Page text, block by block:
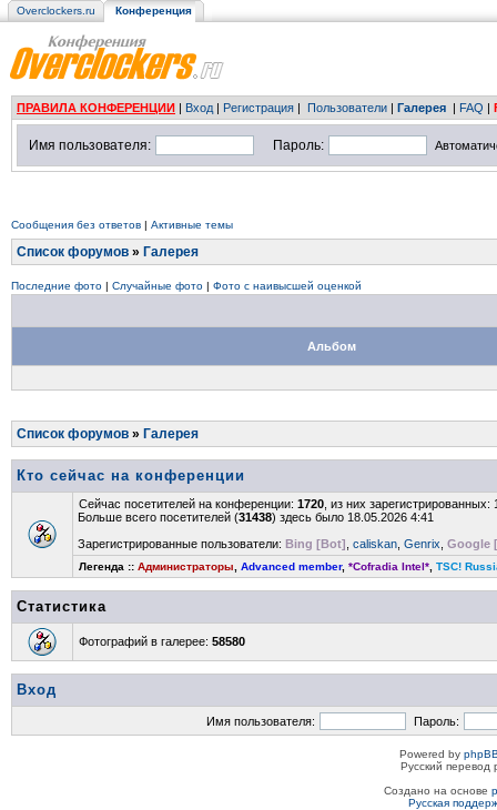
Overclockers.ru Конференция
ПРАВИЛА КОНФЕРЕНЦИИ | Вход | Регистрация | Пользователи | Галерея | FAQ |
Имя пользователя: Пароль:
Сообщения без ответов | Активные темы
Список форумов » Галерея
Последние фото | Случайные фото | Фото с наивысшей оценкой
Альбом
Список форумов » Галерея
Кто сейчас на конференции
Сейчас посетителей на конференции: 1720 , из них
Больше всего посетителей (31438) здесь было 18.05.2026 4:41
Зарегистрированные пользователи: Bing [Bot] caliskan Genrix Google
Легенда :: Администраторы Advanced member, *Cofradia Intel* TSC!
Статистика
Фотографий в галерее: 58580
Вход
Имя пользователя: Пароль:
Powered by
Русский
Создано на основе
Русская